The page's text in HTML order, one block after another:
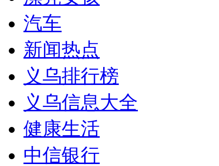
汽车
新闻热点
义乌排行榜
义乌信息大全
健康生活
中信银行